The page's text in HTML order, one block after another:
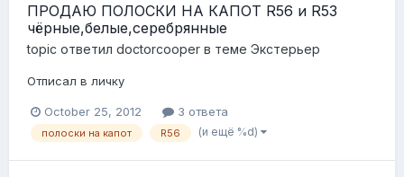
ПРОДАЮ ПОЛОСКИ НА КАПОТ R56 и R53
чёрные,белые,серебрянные
topic ответил doctorcooper в теме Экстерьер
Отписал в личку
October 25, 2012 3 ответа
полоски на капот R56 (и ещё %d)